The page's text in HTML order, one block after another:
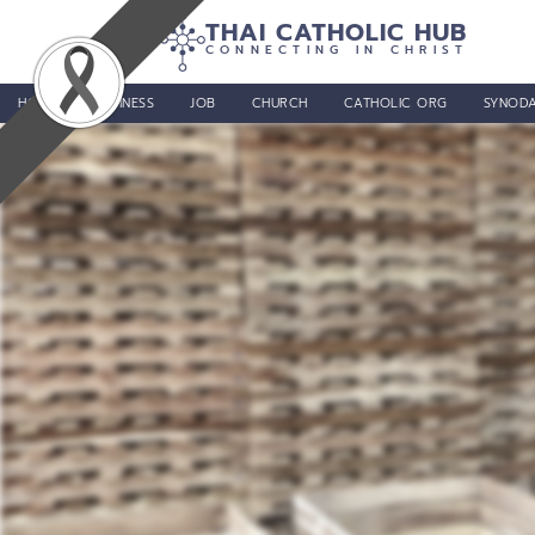
THAI CATHOLIC HUB
CONNECTING IN CHRIST
HOME BUSINESS JOB CHURCH CATHOLIC ORG